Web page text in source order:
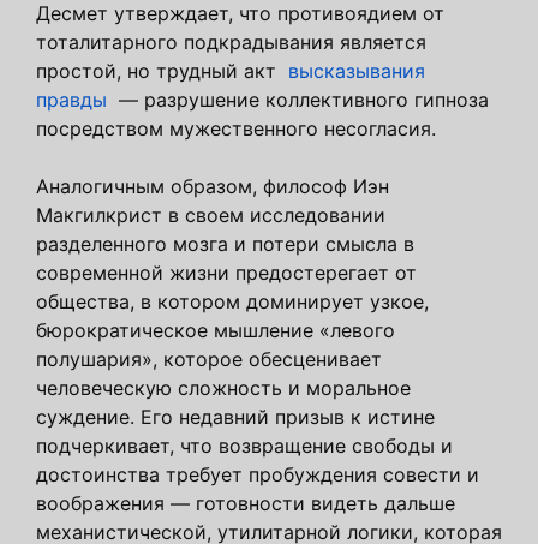
Десмет утверждает, что противоядием от
тоталитарного подкрадывания является
простой, но трудный акт высказывания
правды — разрушение коллективного гипноза
посредством мужественного несогласия.
Аналогичным образом, философ Иэн
Макгилкрист в своем исследовании
разделенного мозга и потери смысла в
современной жизни предостерегает от
общества, в котором доминирует узкое,
бюрократическое мышление «левого
полушария», которое обесценивает
человеческую сложность и моральное
суждение. Его недавний призыв к истине
подчеркивает, что возвращение свободы и
достоинства требует пробуждения совести и
воображения — готовности видеть дальше
механистической, утилитарной логики, которая